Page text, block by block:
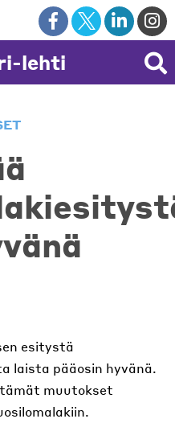
lehti
esitystä
laista pääosin hyvänä.
muutokset